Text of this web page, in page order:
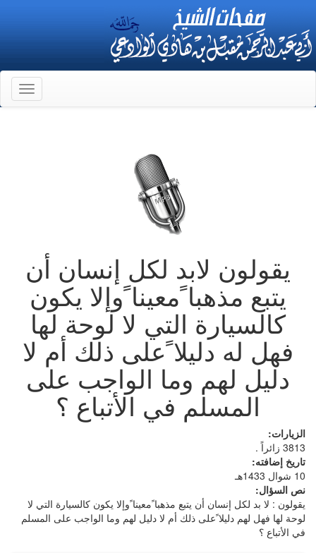
يقولون لابد لكل إنسان أن
يتبع مذهبا ًمعينا ًوإلا يكون
كالسيارة التي لا لوحة لها
فهل له دليلا ًعلى ذلك أم لا
دليل لهم وما الواجب على
المسلم في الأتباع ؟
الزيارات:
3813 زائراً .
تاريخ إضافته:
10 شوال 1433هـ
نص السؤال:
يقولون : لا بد لكل إنسان أن يتبع مذهبا ًمعينا ًوإلا يكون كالسيارة التي لا
لوحة لها فهل لهم دليلا ًعلى ذلك أم لا دليل لهم وما الواجب على المسلم
في الأتباع ؟